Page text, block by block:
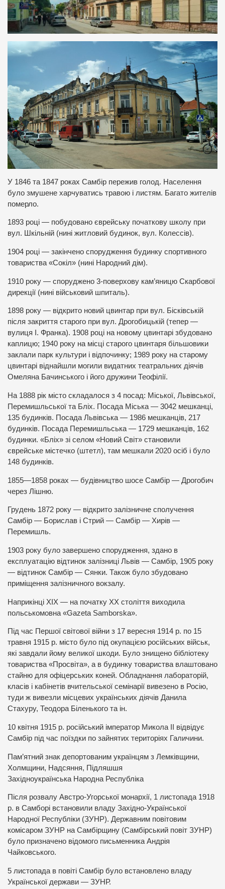
У 1846 та 1847 роках Самбір пережив голод. Населення
було змушене харчуватись травою і листям. Багато жителів
померло.
1893 році — побудовано єврейську початкову школу при
вул. Шкільній (нині житловий будинок, вул. Колессів).
1904 році — закінчено спорудження будинку спортивного
товариства «Сокіл» (нині Народний дім).
1910 року — споруджено 3-поверхову кам’яницю Скарбової
дирекції (нині військовий шпиталь).
1898 року — відкрито новий цвинтар при вул. Бісківській
після закриття старого при вул. Дрогобицькій (тепер —
вулиця I. Франка). 1908 році на новому цвинтарі збудовано
каплицю; 1940 року на місці старого цвинтаря більшовики
заклали парк культури і відпочинку; 1989 року на старому
цвинтарі віднайшли могили видатних театральних діячів
Омеляна Бачинського i його дружини Теофілії.
На 1888 рік місто складалося з 4 посад: Міської, Львівської,
Перемишльської та Бліх. Посада Міська — 3042 мешканці,
135 будинків. Посада Львівська — 1986 мешканців, 217
будинків. Посада Перемишльська — 1729 мешканців, 162
будинки. «Бліх» зі селом «Новий Світ» становили
єврейське містечко (штетл), там мешкали 2020 осіб і було
148 будинків.
1855—1858 роках — будівництво шосе Самбір — Дрогобич
через Лішню.
Грудень 1872 року — відкрито залізничне сполучення
Самбір — Борислав i Стрий — Самбір — Хирів —
Перемишль.
1903 року було завершено спорудження, здано в
експлуатацію відтинок залізниці Львів — Самбір, 1905 року
— відтинок Самбір — Сянки. Також було збудовано
приміщення залізничного вокзалу.
Наприкінці ХІХ — на початку ХХ століття виходила
польськомовна «Gazeta Samborska».
Під час Першої світової війни з 17 вересня 1914 р. по 15
травня 1915 р. місто було під окупацією російських військ,
які завдали йому великої шкоди. Було знищено бібліотеку
товариства «Просвіта», а в будинку товариства влаштовано
стайню для офіцерських коней. Обладнання лабораторій,
класів і кабінетів вчительської семінарії вивезено в Росію,
туди ж вивезли місцевих українських діячів Данила
Стахуру, Теодора Біленького та ін.
10 квітня 1915 р. російський імператор Микола II відвідує
Самбір під час поїздки по зайнятих територіях Галичини.
Пам’ятний знак депортованим українцям з Лемківщини,
Холмщини, Надсяння, Підляшшя
Західноукраїнська Народна Республіка
Після розвалу Австро-Угорської монархії, 1 листопада 1918
р. в Самборі встановили владу Західно-Української
Народної Республіки (ЗУНР). Державним повітовим
комісаром ЗУНР на Самбірщину (Самбірський повіт ЗУНР)
було призначено відомого письменника Андрія
Чайковського.
5 листопада в повіті Самбір було встановлено владу
Української держави — ЗУНР.